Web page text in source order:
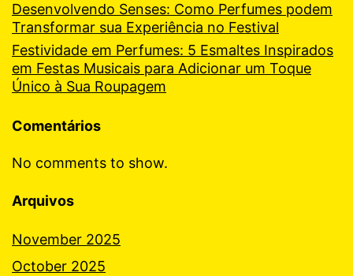
Desenvolvendo Senses: Como Perfumes podem
Transformar sua Experiência no Festival
Festividade em Perfumes: 5 Esmaltes Inspirados
em Festas Musicais para Adicionar um Toque
Único à Sua Roupagem
Comentários
No comments to show.
Arquivos
November 2025
October 2025